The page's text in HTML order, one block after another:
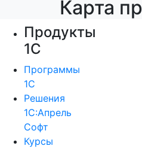
Карта
Продукты
1С
Программы
1С
Решения
1С:Апрель
Софт
Курсы